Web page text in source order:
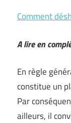
Comment
A lire en
En règle
constitue un
Par
ailleurs, il